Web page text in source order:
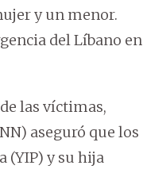
y un menor.
del Líbano en
las víctimas,
aseguró que los
(YIP) y su hija